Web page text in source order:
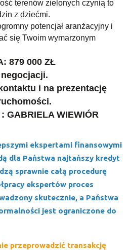
terenów zielonych czynią to
z dziećmi.
potencjał aranżacyjny i
się Twoim wymarzonym
879 000 ZŁ
i na prezentację
GABRIELA WIEWIÓR
ekspertami finansowymi
dla Państwa najtańszy kredyt
sprawnie całą procedurę
ekspertów proces
skutecznie, a Państwa
jest ograniczone do
przeprowadzić transakcję